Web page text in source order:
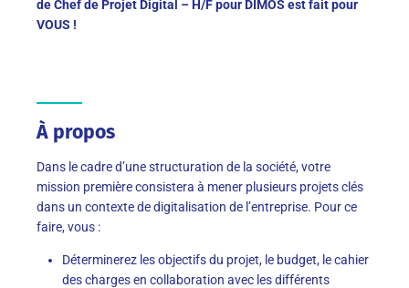
de Chef de Projet Digital – H/F pour DIMOS est fait pour
VOUS !
À propos
Dans le cadre d’une structuration de la société, votre
mission première consistera à mener plusieurs projets clés
dans un contexte de digitalisation de l’entreprise. Pour ce
faire, vous :
Déterminerez les objectifs du projet, le budget, le cahier
des charges en collaboration avec les différents